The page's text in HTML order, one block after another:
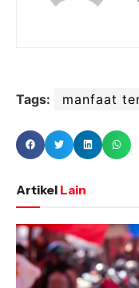
Tags: manfaat
Artikel Lain